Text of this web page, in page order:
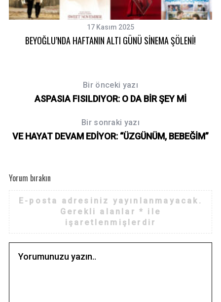
17 Kasım 2025
BEYOĞLU’NDA HAFTANIN ALTI GÜNÜ SİNEMA ŞÖLENİ!
Bir önceki yazı
ASPASIA FISILDIYOR: O DA BİR ŞEY Mİ
Bir sonraki yazı
VE HAYAT DEVAM EDİYOR: “ÜZGÜNÜM, BEBEĞİM”
Yorum bırakın
E-posta adresiniz yayınlanmayacak.
Gerekli alanlar* ile
işaretlenmişlerdir